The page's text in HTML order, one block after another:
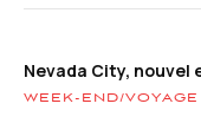
Nevada City,
WEEK-END/VOYAGE